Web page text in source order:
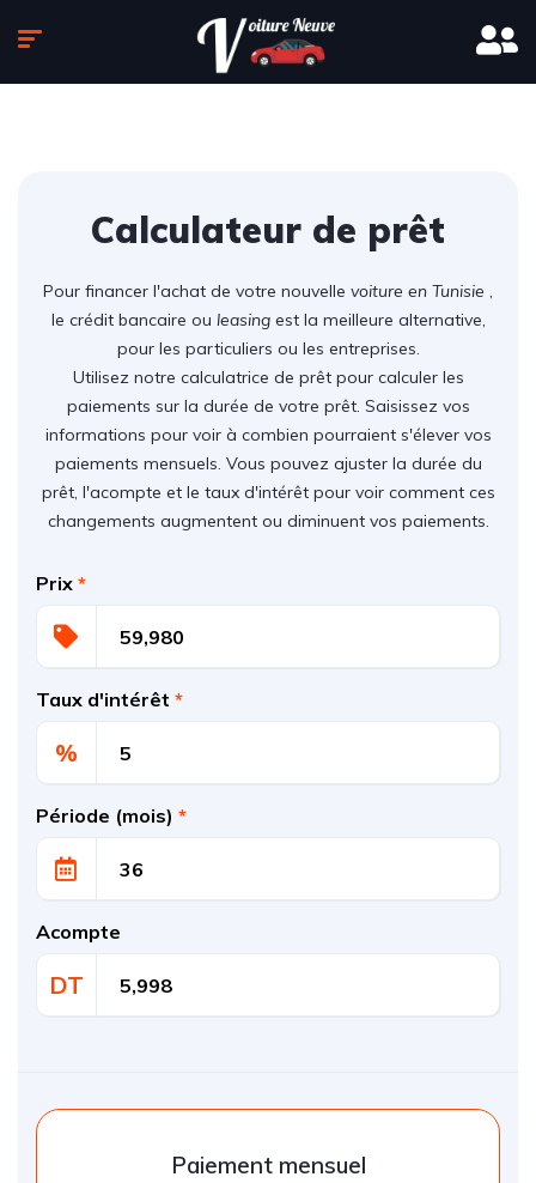
Calculateur de prêt
Pour financer l'achat de votre nouvelle voiture en Tunisie ,
le crédit bancaire ou leasingest la meilleure alternative,
pour les particuliers ou les entreprises.
Utilisez notre calculatrice de prêt pour calculer les
paiements sur la durée de votre prêt. Saisissez vos
informations pour voir à combien pourraient s'élever vos
paiements mensuels. Vous pouvez ajuster la durée du
prêt, l'acompte et le taux d'intérêt pour voir comment ces
changements augmentent ou diminuent vos paiements.
Prix *
Taux d'intérêt *
%
Période (mois) *
Acompte
DT
Paiement mensuel